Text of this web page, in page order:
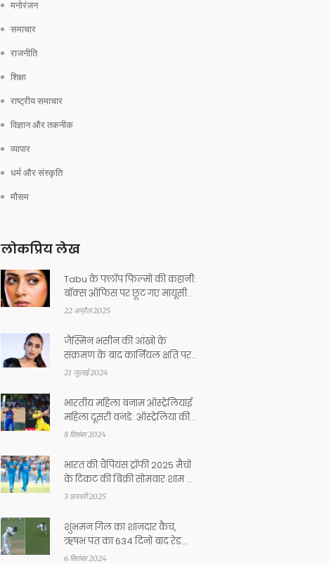
मनोरंजन
समाचार
राजनीति
शिक्षा
राष्ट्रीय समाचार
विज्ञान और तकनीक
व्यापार
धर्म और संस्कृति
मौसम
लोकप्रिय लेख
Tabu के फ्लॉप फिल्मों की कहानी:
बॉक्स ऑफिस पर छूट गए मायूसी
के निशान
22 अप्रैल 2025
जैस्मिन भसीन की आंखों के
संक्रमण के बाद कार्नियल क्षति पर
अपडेट
21 जुलाई 2024
भारतीय महिला बनाम ऑस्ट्रेलियाई
महिला दूसरी वनडे: ऑस्ट्रेलिया की
धुआंधार बल्लेबाजी, भारत के सामने
8 दिसंबर 2024
भारत की चैंपियंस ट्रॉफी 2025 मैचों
के टिकट की बिक्री सोमवार शाम से
शुरू
3 फ़रवरी 2025
शुभमन गिल का शानदार कैच,
ऋषभ पंत का 634 दिनों बाद रेड
बॉल क्रिकेट में निराशाजनक वापसी
6 सितंबर 2024